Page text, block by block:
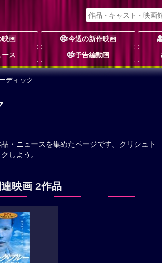
映画 今週の新作映画
ース 予告編動画
ディック
・ニュースを集めたページです。クリシュト
しよう。
映画 2作品